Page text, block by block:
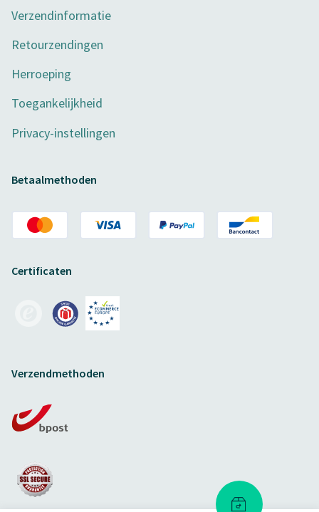
Verzendinformatie
Retourzendingen
Herroeping
Toegankelijkheid
Privacy-instellingen
Betaalmethoden
Certificaten
Verzendmethoden